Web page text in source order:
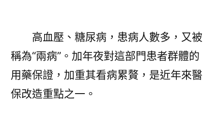
高血壓、糖尿病，患病人數多，又被
稱為“兩病”。加年夜對這部門患者群體的
用藥保證，加重其看病累贅，是近年來醫
保改造重點之一。